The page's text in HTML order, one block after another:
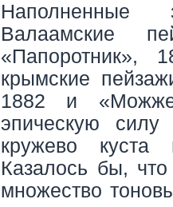
Наполненные
Валаамские
«Папоротник»,
крымские
1882 и
эпическую
кружево куста
Казалось бы,
множество